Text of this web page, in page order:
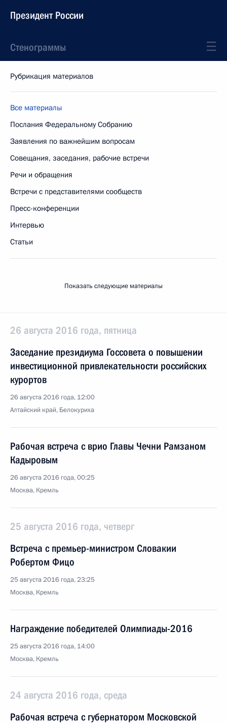
Президент России
Стенограммы
Рубрикация материалов
Все материалы
Послания Федеральному Собранию
Заявления по важнейшим вопросам
Совещания, заседания, рабочие встречи
Речи и обращения
Встречи с представителями сообществ
Пресс-конференции
Интервью
Статьи
Показать следующие материалы
26 августа 2016 года, пятница
Заседание президиума Госсовета о повышении
инвестиционной привлекательности российских
курортов
26 августа 2016 года, 12:00
Алтайский край, Белокуриха
Рабочая встреча с врио Главы Чечни Рамзаном
Кадыровым
26 августа 2016 года, 00:25
Москва, Кремль
25 августа 2016 года, четверг
Встреча с премьер-министром Словакии
Робертом Фицо
25 августа 2016 года, 23:25
Москва, Кремль
Награждение победителей Олимпиады-2016
25 августа 2016 года, 14:00
Москва, Кремль
24 августа 2016 года, среда
Рабочая встреча с губернатором Московской